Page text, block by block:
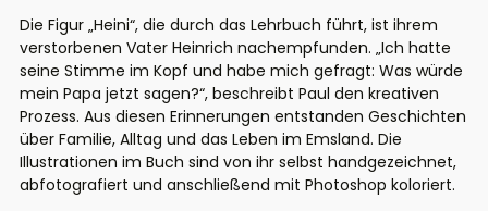
Die Figur „Heini“, die durch das Lehrbuch führt, ist ihrem
verstorbenen Vater Heinrich nachempfunden. „Ich hatte
seine Stimme im Kopf und habe mich gefragt: Was würde
mein Papa jetzt sagen?“, beschreibt Paul den kreativen
Prozess. Aus diesen Erinnerungen entstanden Geschichten
über Familie, Alltag und das Leben im Emsland. Die
Illustrationen im Buch sind von ihr selbst handgezeichnet,
abfotografiert und anschließend mit Photoshop koloriert.